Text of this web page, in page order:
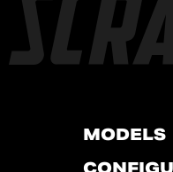
MODELS